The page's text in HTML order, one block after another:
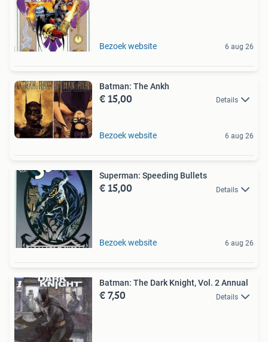
Bezoek website 6 aug 26
Batman: The Ankh
€ 15,00 Details
Bezoek website 6 aug 26
Superman: Speeding Bullets
€ 15,00 Details
Bezoek website 6 aug 26
Batman: The Dark Knight, Vol. 2 Annual
€ 7,50 Details